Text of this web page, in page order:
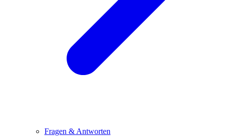
Fragen & Antworten